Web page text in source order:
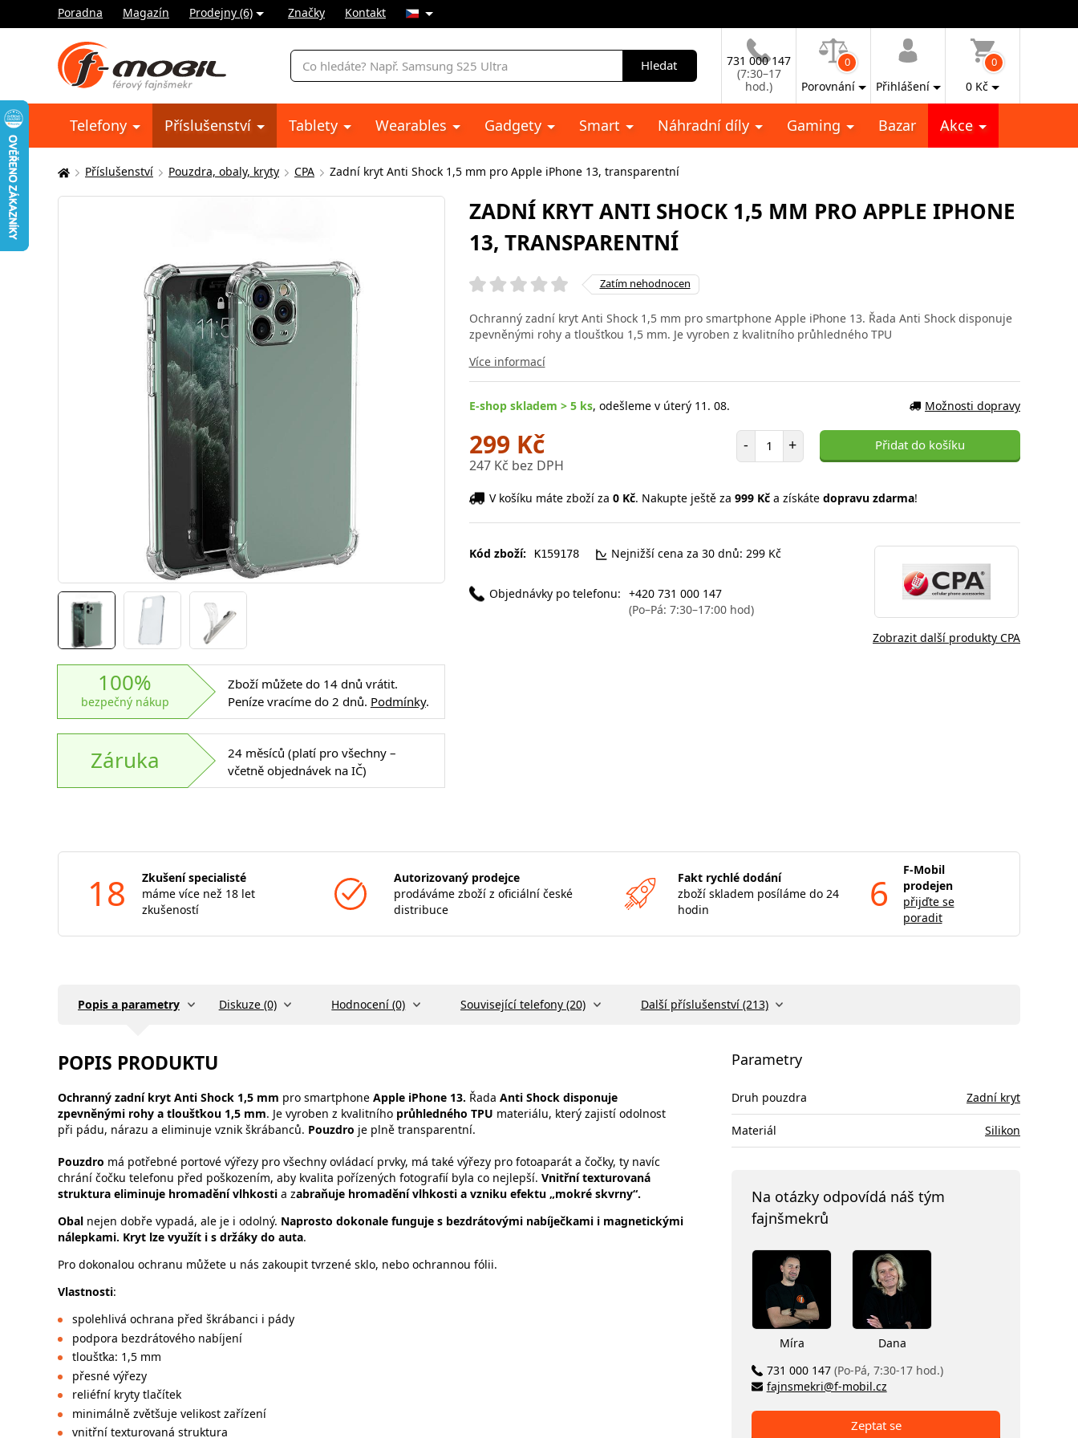
Poradna Magazín Prodejny (6) Značky Kontakt
Vyhledávání
Hledat
731 000 147
(7:30–17
hod.)
0
Porovnání Přihlášení
0
0 Kč
Telefony Příslušenství Tablety Wearables Gadgety Smart Náhradní díly Gaming Bazar Akce
Zde
se
Příslušenství Pouzdra, obaly, kryty CPA Zadní kryt Anti Shock 1,5 mm pro Apple iPhone 13, transparentní
100%
bezpečný nákup
Zboží můžete do 14 dnů vrátit.
Peníze vracíme do 2 dnů. Podmínky.
Záruka
24 měsíců (platí pro všechny –
včetně objednávek na IČ)
ZADNÍ KRYT ANTI SHOCK 1,5 MM PRO APPLE IPHONE
13, TRANSPARENTNÍ
Zatím nehodnocen
Ochranný zadní kryt Anti Shock 1,5 mm pro smartphone Apple iPhone 13. Řada Anti Shock disponuje
zpevněnými rohy a tloušťkou 1,5 mm. Je vyroben z kvalitního průhledného TPU
Více informací
E-shop skladem > 5 ks, odešleme v úterý 11. 08. Možnosti dopravy
299 Kč
247 Kč bez DPH
- Počet položek
+ Přidat do košíku
V košíku máte zboží za 0 Kč. Nakupte ještě za 999 Kča získáte dopravu zdarma!
Kód zboží: K159178 Nejnižší cena za 30 dnů: 299 Kč
Objednávky po telefonu: +420 731 000 147
(Po–Pá: 7:30–17:00 hod)
Zobrazit další produkty CPA
18
Zkušení specialisté
máme více než 18 let
zkušeností
Autorizovaný prodejce
prodáváme zboží z oficiální české
distribuce
Fakt rychlé dodání
zboží skladem posíláme do 24
hodin
6
F-Mobil
prodejen
přijďte se
poradit
Popis a parametry Diskuze (0) Hodnocení (0) Související telefony (20) Další příslušenství (213)
POPIS PRODUKTU
Ochranný zadní kryt Anti Shock 1,5 mm pro smartphone Apple iPhone 13. Řada Anti Shock disponuje
zpevněnými rohy a tloušťkou 1,5 mm. Je vyroben z kvalitního průhledného TPU materiálu, který zajistí odolnost
při pádu, nárazu a eliminuje vznik škrábanců. Pouzdro je plně transparentní.
Pouzdro má potřebné portové výřezy pro všechny ovládací prvky, má také výřezy pro fotoaparát a čočky, ty navíc
chrání čočku telefonu před poškozením, aby kvalita pořízených fotografií byla co nejlepší. Vnitřnítexturovaná
struktura eliminuje hromadění vlhkosti a zabraňuje hromadění vlhkosti a vzniku efektu „mokré skvrny“.
Obal nejen dobře vypadá, ale je i odolný. Naprosto dokonale funguje s bezdrátovými nabíječkami i magnetickými
nálepkami. Kryt lze využít i s držáky do auta.
Pro dokonalou ochranu můžete u nás zakoupit tvrzené sklo, nebo ochrannou fólii.
Vlastnosti:
spolehlivá ochrana před škrábanci i pády
podpora bezdrátového nabíjení
tloušťka: 1,5 mm
přesné výřezy
reliéfní kryty tlačítek
minimálně zvětšuje velikost zařízení
vnitřní texturovaná struktura
Parametry
Druh pouzdra Zadní kryt
Materiál Silikon
Na otázky odpovídá náš tým
fajnšmekrů
Míra
Dana
731 000 147 (Po-Pá, 7:30-17 hod.)
fajnsmekri@f-mobil.cz
Zeptat se